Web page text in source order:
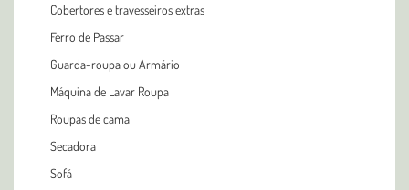
Cobertores e travesseiros extras
Ferro de Passar
Guarda-roupa ou Armário
Máquina de Lavar Roupa
Roupas de cama
Secadora
Sofá